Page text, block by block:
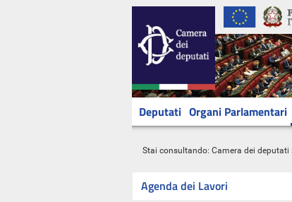
Deputati Organi Parlamentari
Stai consultando: Camera dei deputati
Agenda dei Lavori